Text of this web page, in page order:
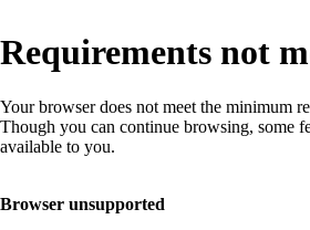
Requirements not
Your browser does not meet the minimum
Though you can continue browsing, some
available to you.
Browser unsupported